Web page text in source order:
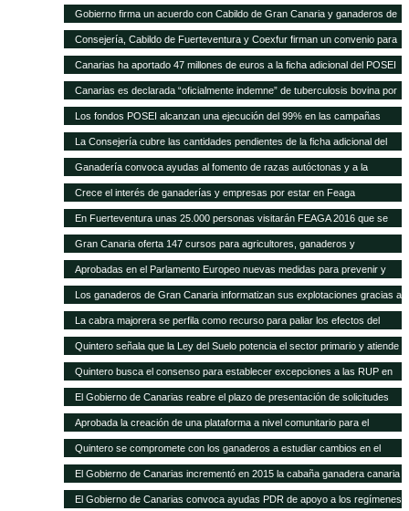
ultraperiférica en la estrategia española de negociación de la Política
Agraria Común El consejero de Agricultura del Gobierno de Canarias
participó ayer en Madrid en la Conferencia Sectorial de Agricultura y
Desarrollo Rural
Gobierno firma un acuerdo con Cabildo de Gran Canaria y ganaderos de
la isla para aumentar la producción de forraje para el ganado El consejero
de Agricultura, Ganadería, Pesca y Aguas, Narvay Quintero, explicó que
este plan quiere dar estabilidad a los ganaderos y una mejor alimentación
a la cabaña existente
Consejería, Cabildo de Fuerteventura y Coexfur firman un convenio para
poner en marcha el Plan Forrajero con un presupuesto de 600.000 euros
El consejero de Agricultura, Ganadería, Pesca y Aguas, Narvay Quintero,
explicó que este plan permitirá a los ganaderos de la isla depender menos
de la importación de insumos
Canarias ha aportado 47 millones de euros a la ficha adicional del POSEI
Quintero analiza con el Ministerio la mejor forma de abono de la campaña
2011, después de que se pague la cantidad relativa a 2015
Canarias es declarada “oficialmente indemne” de tuberculosis bovina por
la UE El consejero, Narvay Quintero, y el director de Ganadería, David de
Vera, informaron hoy en rueda de prensa de las actuaciones
desarrolladas por este departamento para alcanzar este logro
Los fondos POSEI alcanzan una ejecución del 99% en las campañas
2014 y 2015 Quintero destaca en el Parlamento que la Consejería de
Agricultura del Gobierno de Canarias ha recibido felicitaciones por parte
de la UE por estas cifras y la positiva repercusión del programa en el
sector primario canario
La Consejería cubre las cantidades pendientes de la ficha adicional del
POSEI de 2014 tras incrementar la dotación presupuestaria propia El
consejero de Agricultura, Ganadería, Pesca y Aguas, Narvay Quintero,
espera que las transferencias acordadas con el Estado se cumplan para
empezar a convocar las ayudas de 2015
Ganadería convoca ayudas al fomento de razas autóctonas y a la
producción y comercialización de productos de la apicultura
Crece el interés de ganaderías y empresas por estar en Feaga
En Fuerteventura unas 25.000 personas visitarán FEAGA 2016 que se
celebra del 21 al 24 de abril
Gran Canaria oferta 147 cursos para agricultores, ganaderos y
pescadores
Aprobadas en el Parlamento Europeo nuevas medidas para prevenir y
frenar las enfermedades animales
Los ganaderos de Gran Canaria informatizan sus explotaciones gracias a
una pionera aplicación gratuita del Cabildo
La cabra majorera se perfila como recurso para paliar los efectos del
cambio climático
Quintero señala que la Ley del Suelo potencia el sector primario y atiende
sus demandas
Quintero busca el consenso para establecer excepciones a las RUP en
los tratados internacionales
El Gobierno de Canarias reabre el plazo de presentación de solicitudes
para acogerse a las subvenciones a inversiones del PDR
Aprobada la creación de una plataforma a nivel comunitario para el
fomento del bienestar animal
Quintero se compromete con los ganaderos a estudiar cambios en el
POSEI
El Gobierno de Canarias incrementó en 2015 la cabaña ganadera canaria
con 1.297 novillas de otras ganaderías, a través de ayudas POSEI
El Gobierno de Canarias convoca ayudas PDR de apoyo a los regímenes